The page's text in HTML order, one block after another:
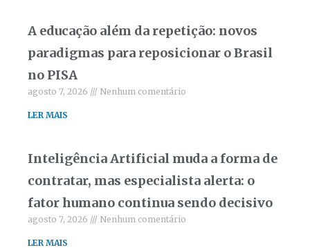
A educação além da repetição: novos
paradigmas para reposicionar o Brasil
no PISA
agosto 7, 2026 Nenhum comentário
LER MAIS
Inteligência Artificial muda a forma de
contratar, mas especialista alerta: o
fator humano continua sendo decisivo
agosto 7, 2026 Nenhum comentário
LER MAIS